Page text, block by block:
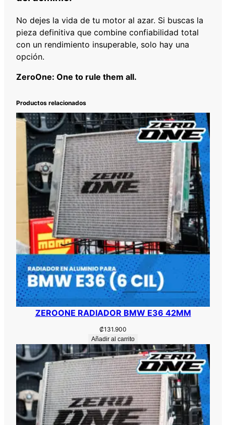
No dejes la vida de tu motor al azar. Si buscas la
pieza definitiva que combine confiabilidad total
con un rendimiento insuperable, solo hay una
opción.
ZeroOne: One to rule them all.
Productos relacionados
ZEROONE RADIADOR BMW E36 42MM
₡131.900
Añadir al carrito